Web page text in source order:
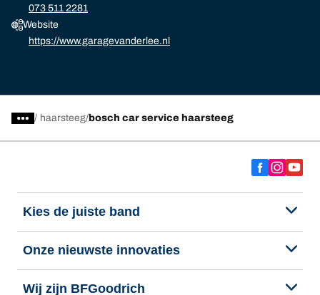
073 511 2281
Website
https://www.garagevanderlee.nl
/ haarsteeg bosch car service haarsteeg
Kies de juiste band
Onze nieuwste innovaties
Wij zijn BFGoodrich